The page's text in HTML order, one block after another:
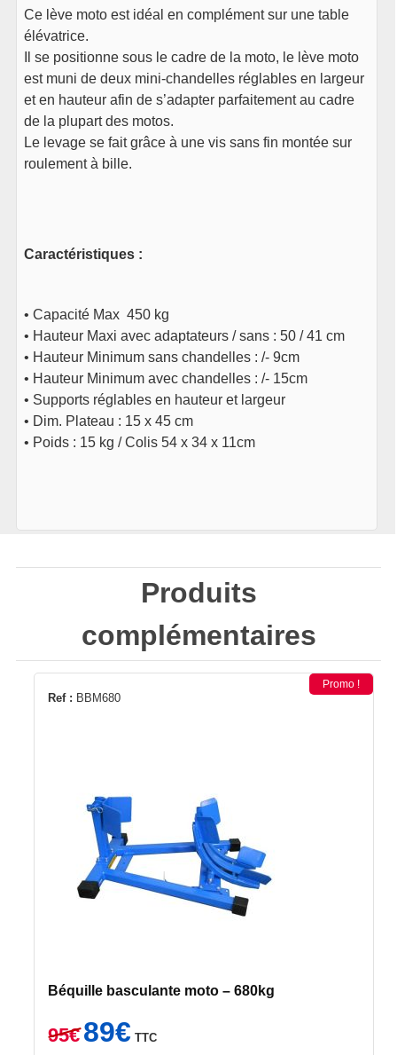
Ce lève moto est idéal en complément sur une table
élévatrice.
Il se positionne sous le cadre de la moto, le lève moto
est muni de deux mini-chandelles réglables en largeur
et en hauteur afin de s’adapter parfaitement au cadre
de la plupart des motos.
Le levage se fait grâce à une vis sans fin montée sur
roulement à bille.
Caractéristiques :
• Capacité Max 450 kg
• Hauteur Maxi avec adaptateurs / sans : 50 / 41 cm
• Hauteur Minimum sans chandelles : /- 9cm
• Hauteur Minimum avec chandelles : /- 15cm
• Supports réglables en hauteur et largeur
• Dim. Plateau : 15 x 45 cm
• Poids : 15 kg / Colis 54 x 34 x 11cm
Produits
complémentaires
Ref : BBM680
Promo !
Béquille basculante moto – 680kg
95€
Le
prix
89€prix
TTC